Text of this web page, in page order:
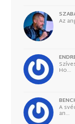
Az
Ho…
A
an…